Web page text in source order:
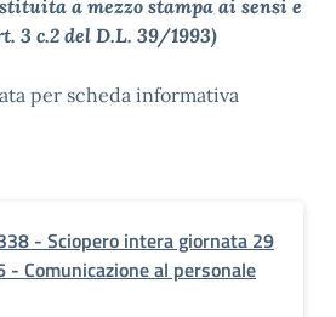
a mezzo stampa ai sensi e
3 c.2 del D.L. 39/1993)
per scheda informativa
- Sciopero intera giornata 29
- Comunicazione al personale